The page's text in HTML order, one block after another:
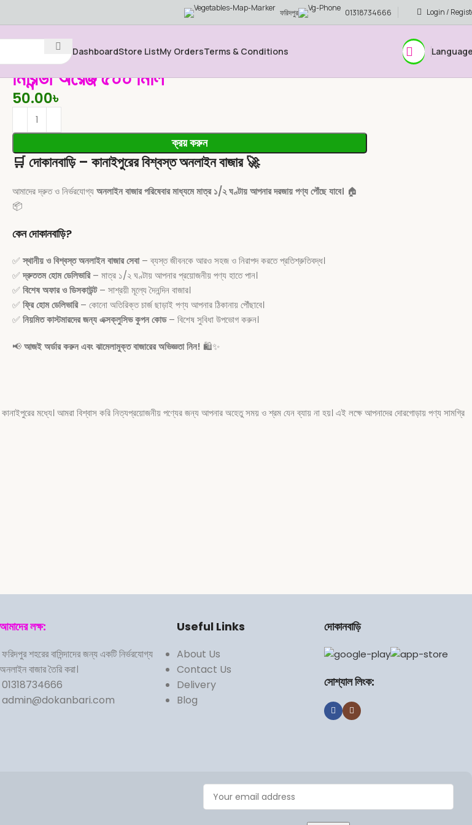
ফরিদপুর 01318734666 Login /
DashboardStore ListMy OrdersTerms & Conditions
মিরিন্ডা অরেঞ্জ ৫০০ মিলি
50.00৳
ক্রয় করুন
🛒দোকানবাড়ি – কানাইপুরের বিশ্বস্ত অনলাইন বাজার🚀
আমাদের দ্রুত ও নির্ভরযোগ্যঅনলাইন বাজার পরিষেবার মাধ্যমে মাত্র ১/২ ঘণ্টায় আপনার দরজায় পণ্য পৌঁছে যাবে। 🏠
📦
কেন দোকানবাড়ি?
✅স্থানীয় ও বিশ্বস্ত অনলাইন বাজার সেবা– ব্যস্ত জীবনকে আরও সহজ ও নিরাপদ করতে প্রতিশ্রুতিবদ্ধ।
✅দ্রুততম হোম ডেলিভারি– মাত্র ১/২ ঘণ্টায় আপনার প্রয়োজনীয় পণ্য হাতে পান।
✅ বিশেষ অফার ও ডিসকাউন্ট– সাশ্রয়ী মূল্যে দৈনন্দিন বাজার।
✅ ফ্রি হোম ডেলিভারি– কোনো অতিরিক্ত চার্জ ছাড়াই পণ্য আপনার ঠিকানায় পৌঁছাবে।
✅ নিয়মিত কাস্টমারদের জন্য এক্সক্লুসিভ কুপন কোড– বিশেষ সুবিধা উপভোগ করুন।
📢আজই অর্ডার করুন এবং ঝামেলামুক্ত বাজারের অভিজ্ঞতা নিন! 🛍️✨
মধ্যে। আমরা বিশ্বাস করি নিত্যপ্রয়োজনীয় পণ্যের জন্য আপনার অহেতু সময় ও শ্রম যেন ব্যায় না হয়। এই লক্ষে আপনাদের দোরগোড়ায় পণ্য সামগ্রি
আমাদের লক্ষ:
ফরিদপুর শহরের বাসিন্দাদের জন্য একটি নির্ভরযোগ্য
অনলাইন বাজার তৈরি করা।
01318734666
admin@dokanbari.com
Useful Links
About Us
Contact Us
Delivery
Blog
দোকানবাড়ি
সোশ্যাল লিংক: